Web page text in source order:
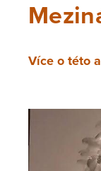
Více o této